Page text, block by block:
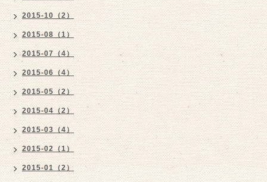
2015-10（2）
2015-08（1）
2015-07（4）
2015-06（4）
2015-05（2）
2015-04（2）
2015-03（4）
2015-02（1）
2015-01（2）